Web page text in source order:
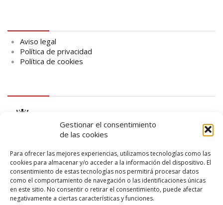
Gestionar el consentimiento
de las cookies
Para ofrecer las mejores experiencias, utilizamos tecnologías como las
cookies para almacenar y/o acceder a la información del dispositivo. El
consentimiento de estas tecnologías nos permitirá procesar datos
como el comportamiento de navegación o las identificaciones únicas
en este sitio. No consentir o retirar el consentimiento, puede afectar
negativamente a ciertas características y funciones.
Aviso legal
Política de privacidad
Política de cookies
logo SID